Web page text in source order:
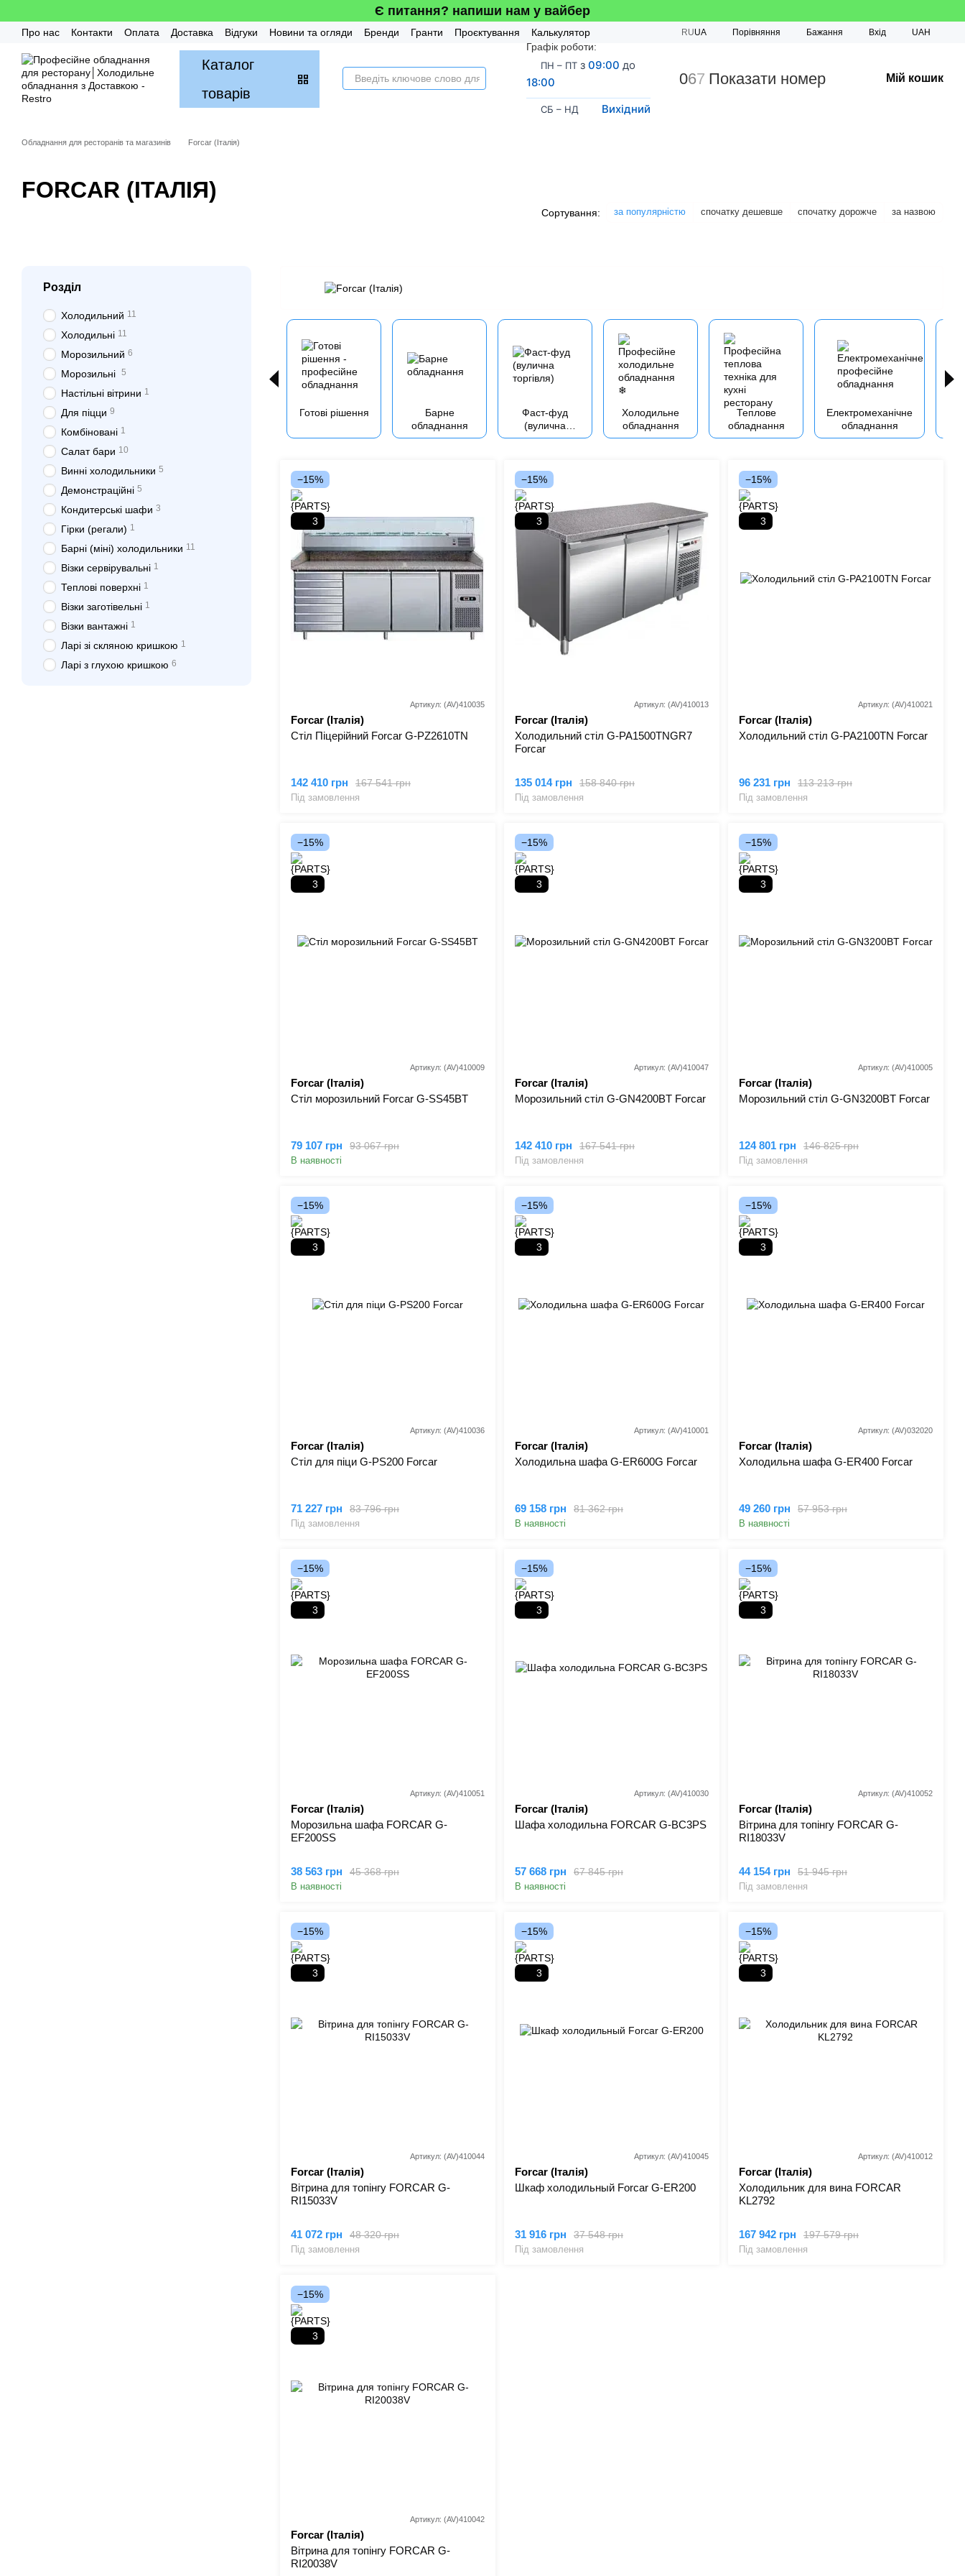
Є питання? напиши нам у вайбер
Про нас Контакти Оплата Доставка Відгуки Новини та огляди Бренди Гранти Проєктування
Калькулятор
RUUA Порівняння Бажання Вхід UAH
Каталог
товарів
Графік роботи:
ПН – ПТ з 09:00 до
18:00
СБ – НД Вихідний
067 Показати номер Мій кошик
Обладнання для ресторанів та магазинів Forcar (Італія)
FORCAR (ІТАЛІЯ)
Сортування: за популярністю спочатку дешевше спочатку дорожче за назвою
Готові рішення
Барне
обладнання
Фаст-фуд
(вулична
торгівля)
Холодильне
обладнання
Теплове
обладнання
Електромеханічне
обладнання
−15%
3
Артикул: (AV)410035
Forcar (Італія)
Стіл Піцерійний Forcar G-PZ2610TN
167 541 грн
142 410 грн
Під замовлення
−15%
3
Артикул: (AV)410013
Forcar (Італія)
Холодильний стіл G-PA1500TNGR7
Forcar
158 840 грн
135 014 грн
Під замовлення
−15%
3
Артикул: (AV)410021
Forcar (Італія)
Холодильний стіл G-PA2100TN Forcar
113 213 грн
96 231 грн
Під замовлення
−15%
3
Артикул: (AV)410009
Forcar (Італія)
Стіл морозильний Forcar G-SS45BT
93 067 грн
79 107 грн
В наявності
−15%
3
Артикул: (AV)410047
Forcar (Італія)
Морозильний стіл G-GN4200BT Forcar
167 541 грн
142 410 грн
Під замовлення
−15%
3
Артикул: (AV)410005
Forcar (Італія)
Морозильний стіл G-GN3200BT Forcar
146 825 грн
124 801 грн
Під замовлення
−15%
3
Артикул: (AV)410036
Forcar (Італія)
Стіл для піци G-PS200 Forcar
83 796 грн
71 227 грн
Під замовлення
−15%
3
Артикул: (AV)410001
Forcar (Італія)
Холодильна шафа G-ER600G Forcar
81 362 грн
69 158 грн
В наявності
−15%
3
Артикул: (AV)032020
Forcar (Італія)
Холодильна шафа G-ER400 Forcar
57 953 грн
49 260 грн
В наявності
−15%
3
Артикул: (AV)410051
Forcar (Італія)
Морозильна шафа FORCAR G-
EF200SS
45 368 грн
38 563 грн
В наявності
−15%
3
Артикул: (AV)410030
Forcar (Італія)
Шафа холодильна FORCAR G-BC3PS
67 845 грн
57 668 грн
В наявності
−15%
3
Артикул: (AV)410052
Forcar (Італія)
Вітрина для топінгу FORCAR G-
RI18033V
51 945 грн
44 154 грн
Під замовлення
−15%
3
Артикул: (AV)410044
Forcar (Італія)
Вітрина для топінгу FORCAR G-
RI15033V
48 320 грн
41 072 грн
Під замовлення
−15%
3
Артикул: (AV)410045
Forcar (Італія)
Шкаф холодильный Forcar G-ER200
37 548 грн
31 916 грн
Під замовлення
−15%
3
Артикул: (AV)410012
Forcar (Італія)
Холодильник для вина FORCAR
KL2792
197 579 грн
167 942 грн
Під замовлення
−15%
3
Артикул: (AV)410042
Forcar (Італія)
Вітрина для топінгу FORCAR G-
RI20038V
Розділ
Холодильний 11
Холодильні 11
Морозильний 6
Морозильнi 5
Настільні вітрини 1
Для піцци 9
Комбіновані 1
Салат бари 10
Винні холодильники 5
Демонстраційні 5
Кондитерські шафи 3
Гірки (регали) 1
Барні (міні) холодильники 11
Візки сервірувальні 1
Теплові поверхні 1
Візки заготівельні 1
Візки вантажні 1
Ларі зі скляною кришкою 1
Ларі з глухою кришкою 6